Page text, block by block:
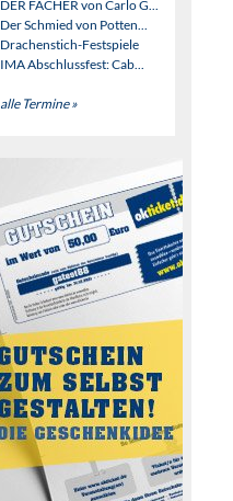
DER FÄCHER von Carlo G...
Der Schmied von Potten...
Drachenstich-Festspiele
IMA Abschlussfest: Cab...
alle Termine »